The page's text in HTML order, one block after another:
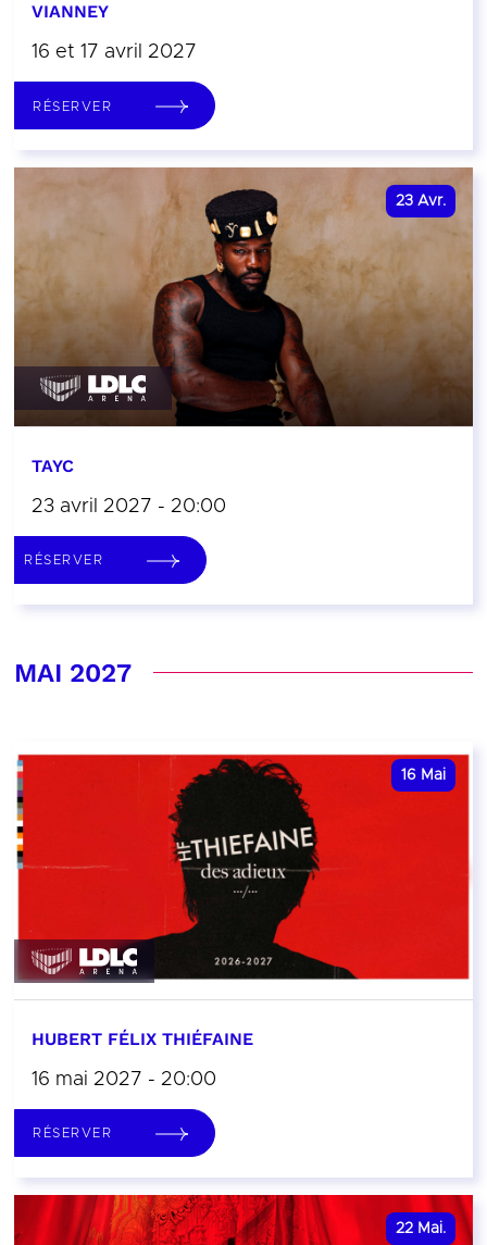
VIANNEY
16 et 17 avril 2027
RÉSERVER
23 Avr.
TAYC
23 avril 2027 - 20:00
RÉSERVER
MAI 2027
16 Mai
HUBERT FÉLIX THIÉFAINE
16 mai 2027 - 20:00
RÉSERVER
22 Mai.